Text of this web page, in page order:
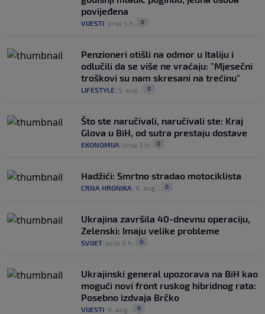
povijeđena
VIJESTI prije 5 h 0
Penzioneri otišli na odmor u Italiju i
odlučili da se više ne vraćaju: "Mjesečni
troškovi su nam skresani na trećinu"
LIFESTYLE 5. aug. 0
Što ste naručivali, naručivali ste: Kraj
Glova u BiH, od sutra prestaju dostave
EKONOMIJA prije 3 h 0
Hadžići: Smrtno stradao motociklista
CRNA HRONIKA 8. aug. 0
Ukrajina završila 40-dnevnu operaciju,
Zelenski: Imaju velike probleme
SVIJET prije 9 h 0
Ukrajinski general upozorava na BiH kao
mogući novi front ruskog hibridnog rata:
Posebno izdvaja Brčko
VIJESTI 8. aug. 0